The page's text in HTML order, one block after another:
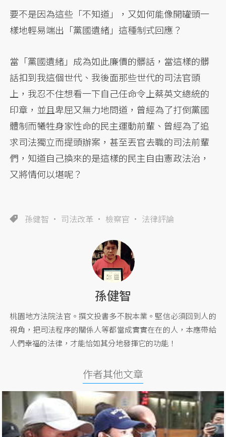
要不是因為這些「不知道」，又如何能像開罐頭一
樣地輕易端出「黨國遺緒」這種制式回應？
當「黨國遺緒」成為如此廉價的髒話，當這樣的髒
話扣到我這個世代、我後面那些世代的司法官頭
上，我忍不住想看一下自己任命令上蔡英文總統的
印章，並且卑屈又無力地問道，曾經為了打倒黨國
體制而犧牲身家性命的民主運動前輩、曾經為了追
求司法獨立而提頭辦案，甚至丟官去職的司法前輩
們，知道自己換來的是這樣的民主自由憲政法治，
又將情何以堪呢？
孫健智 司法改革 檢察官 法律評論
孫健智
桃園地方法院法官。撰文投書多不脫本業。堅信必須回到人的
視角，把司法程序的關係人等都當成實實在在的人，本應帶給
人們幸福的法律，才能恰如其分地發揮它的功能！
作者其他文章